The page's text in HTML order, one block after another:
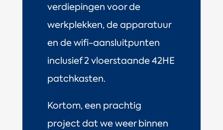
verdiepingen voor de
werkplekken, de apparatuur
en de wifi-aansluitpunten
inclusief 2 vloerstaande 42HE
patchkasten.
Kortom, een prachtig
project dat we weer binnen